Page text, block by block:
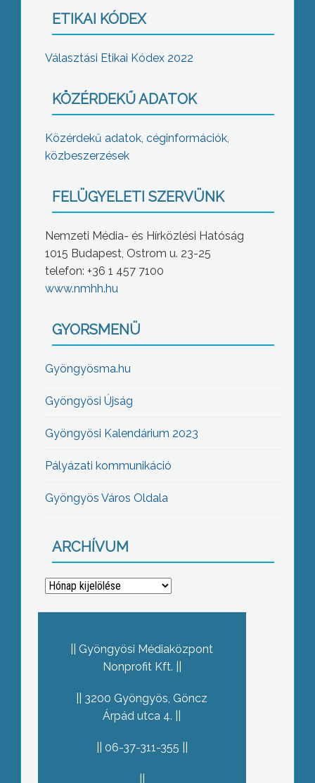
ETIKAI KÓDEX
Választási Etikai Kódex 2022
KÖZÉRDEKŰ ADATOK
Közérdekű adatok, céginformációk,
közbeszerzések
FELÜGYELETI SZERVÜNK
Nemzeti Média- és Hírközlési Hatóság
1015 Budapest, Ostrom u. 23-25
telefon: +36 1 457 7100
www.nmhh.hu
GYORSMENÜ
Gyöngyösma.hu
Gyöngyösi Újság
Gyöngyösi Kalendárium 2023
Pályázati kommunikáció
Gyöngyös Város Oldala
ARCHÍVUM
Archívum
Gyöngyösi Médiaközpont
Nonprofit Kft.
3200 Gyöngyös, Göncz
Árpád utca 4.
06-37-311-355